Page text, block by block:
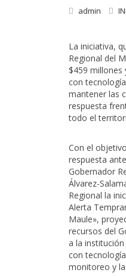
admin
La iniciativa,
Regional del
$459 millones
con
mantener las
respuesta
todo el
Con el
respuesta
Gobernador
Álvarez-
Regional la
Alerta
Maule»,
recursos del
a la
con
monitoreo y